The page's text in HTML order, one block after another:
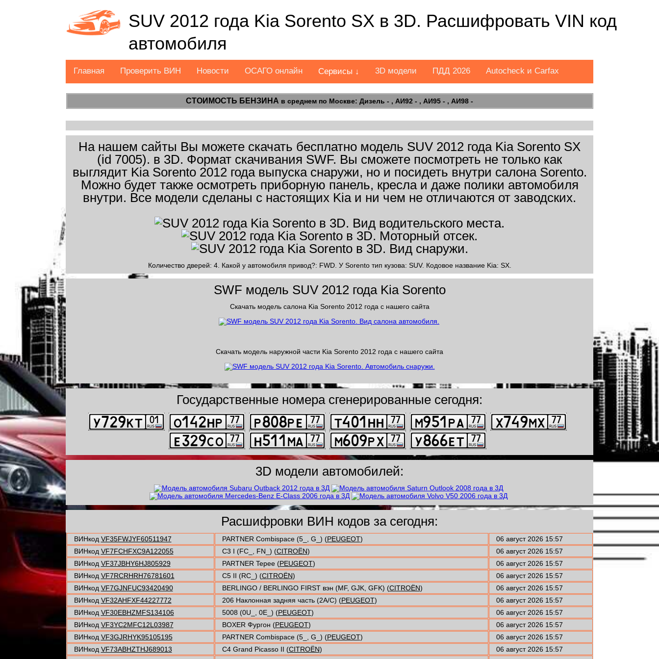
SUV 2012 года Kia Sorento SX в 3D. Расшифровать VIN код
автомобиля
Главная Проверить ВИН Новости ОСАГО онлайн Сервисы ↓ 3D модели ПДД 2026 Autocheck и Carfax
СТОИМОСТЬ БЕНЗИНА в среднем по Москве: Дизель - , АИ92 - , АИ95 - , АИ98 -
На нашем сайты Вы можете скачать бесплатно модель SUV 2012 года Kia Sorento SX
(id 7005). в 3D. Формат скачивания SWF. Вы сможете посмотреть не только как
выглядит Kia Sorento 2012 года выпуска снаружи, но и посидеть внутри салона Sorento.
Можно будет также осмотреть приборную панель, кресла и даже полики автомобиля
внутри. Все модели сделаны с настоящих Kia и ни чем не отличаются от заводских.
Количество дверей: 4. Какой у автомобиля привод?: FWD. У Sorento тип кузова: SUV. Кодовое название Kia: SX.
SWF модель SUV 2012 года Kia Sorento
Скачать модель салона Kia Sorento 2012 года с нашего сайта
Скачать модель наружной части Kia Sorento 2012 года с нашего сайта
Государственные номера сгенерированные сегодня:
3D модели автомобилей:
Расшифровки ВИН кодов за сегодня:
ВИНкод VF35FWJYF60511947 PARTNER Combispace (5_, G_) (PEUGEOT)
06 август 2026 15:57
ВИНкод VF7FCHFXC9A122055 C3 I (FC_, FN_) (CITROËN)
06 август 2026 15:57
ВИНкод VF37JBHY6HJ805929 PARTNER Tepee (PEUGEOT)
06 август 2026 15:57
ВИНкод VF7RCRHRH76781601 C5 II (RC_) (CITROËN)
06 август 2026 15:57
ВИНкод VF7GJNFUC93420490 BERLINGO / BERLINGO FIRST вэн (MF, GJK, GFK) (CITROËN)
06 август 2026 15:57
ВИНкод VF32AHFXF44227772 206 Наклонная задняя часть (2A/C) (PEUGEOT)
06 август 2026 15:57
ВИНкод VF30EBHZMFS134106 5008 (0U_, 0E_) (PEUGEOT)
06 август 2026 15:57
ВИНкод VF3YC2MFC12L03987 BOXER Фургон (PEUGEOT)
06 август 2026 15:57
ВИНкод VF3GJRHYK95105195 PARTNER Combispace (5_, G_) (PEUGEOT)
06 август 2026 15:57
ВИНкод VF73ABHZTHJ689013 C4 Grand Picasso II (CITROËN)
06 август 2026 15:57